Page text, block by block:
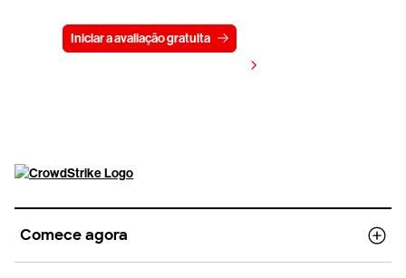
Iniciar a avaliação gratuita
Comece agora